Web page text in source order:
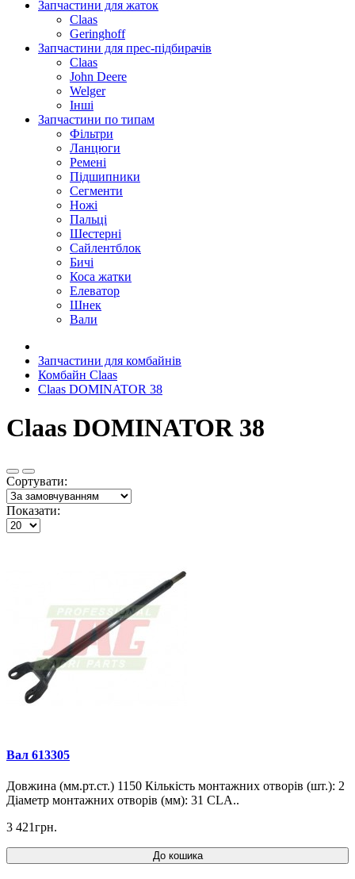
Запчастини для жаток
Claas
Geringhoff
Запчастини для прес-підбирачів
Claas
John Deere
Welger
Інші
Запчастини по типам
Фільтри
Ланцюги
Ремені
Підшипники
Сегменти
Ножі
Пальці
Шестерні
Сайлентблок
Бичі
Коса жатки
Елеватор
Шнек
Вали
Запчастини для комбайнів
Комбайн Claas
Claas DOMINATOR 38
Claas DOMINATOR 38
Сортувати:
Показати:
Вал 613305
Довжина (мм.рт.ст.) 1150 Кількість монтажних отворів (шт.): 2
Діаметр монтажних отворів (мм): 31 CLA..
3 421грн.
До кошика